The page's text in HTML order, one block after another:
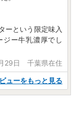
ーという限定味入
ジー牛乳濃厚でし
29日 千葉県在住
ューをもっと見る